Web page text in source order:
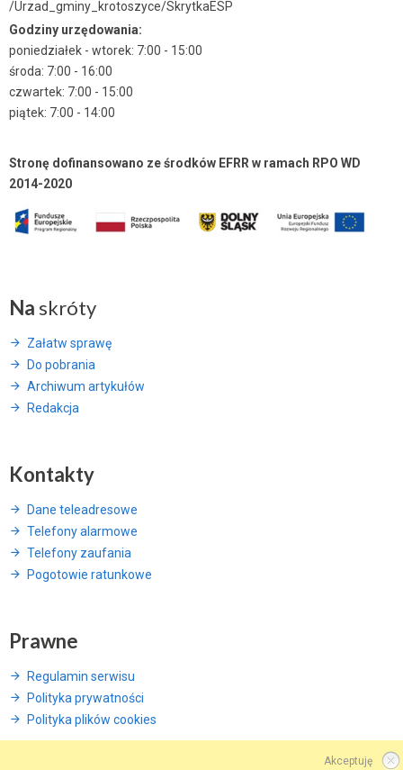
/Urzad_gminy_krotoszyce/SkrytkaESP
Godziny urzędowania:
poniedziałek - wtorek: 7:00 - 15:00
środa: 7:00 - 16:00
czwartek: 7:00 - 15:00
piątek: 7:00 - 14:00
Stronę dofinansowano ze środków EFRR w ramach RPO WD
2014-2020
Na skróty
Załatw sprawę
Do pobrania
Archiwum artykułów
Redakcja
Kontakty
Dane teleadresowe
Telefony alarmowe
Telefony zaufania
Pogotowie ratunkowe
Prawne
Regulamin serwisu
Polityka prywatności
Polityka plików cookies
Akceptuję